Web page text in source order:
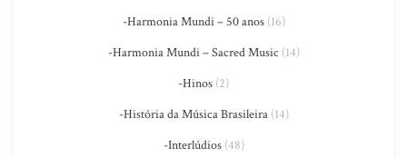
-Harmonia Mundi – 50 anos(16)
-Harmonia Mundi – Sacred Music (14)
-Hinos (2)
-História da Música Brasileira(14)
-Interlúdios(48)